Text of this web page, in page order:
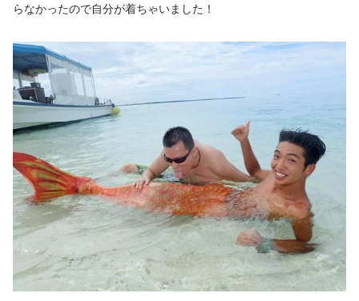
らなかったので自分が着ちゃいました！